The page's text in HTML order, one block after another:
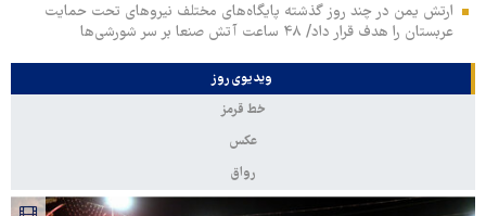
ارتش یمن در چند روز گذشته پایگاه‌های مختلف نیروهای تحت حمایت
عربستان را هدف قرار داد/ ۴۸ ساعت آتش صنعا بر سر شورشی‌ها
ویدیوی روز
خط قرمز
عکس
رواق